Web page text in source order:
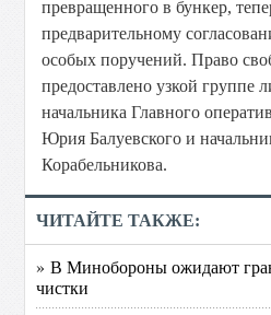
превращенного в бункер,
предварительному
особых поручений. Право
предоставлено узкой группе
начальника Главного
Юрия Балуевского и
Корабельникова.
ЧИТАЙТЕ ТАКЖЕ:
» В Минобороны ожидают
чистки